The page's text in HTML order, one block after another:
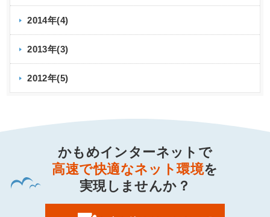
2014年(4)
2013年(3)
2012年(5)
かもめインターネットで
高速で快適なネット環境を
実現しませんか？